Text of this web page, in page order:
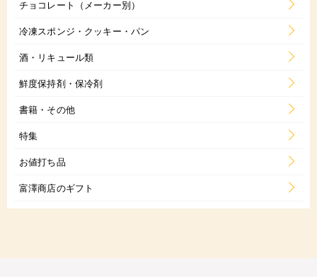
チョコレート（メーカー別）
冷凍スポンジ・クッキー・パン
酒・リキュール類
鮮度保持剤・保冷剤
書籍・その他
特集
お値打ち品
富澤商店のギフト